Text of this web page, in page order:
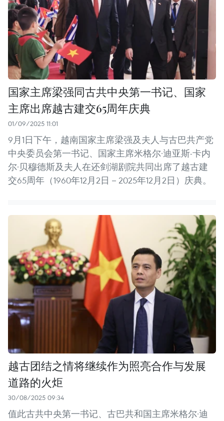
国家主席梁强同古共中央第一书记、国家
主席出席越古建交65周年庆典
01/09/2025 11:01
9月1日下午，越南国家主席梁强及夫人与古巴共产党
中央委员会第一书记、国家主席米格尔·迪亚斯-卡内
尔·贝穆德斯及夫人在还剑湖剧院共同出席了越古建
交65周年（1960年12月2日－2025年12月2日）庆典。
越古团结之情将继续作为照亮合作与发展
道路的火炬
30/08/2025 09:34
值此古共中央第一书记、古巴共和国主席米格尔·迪